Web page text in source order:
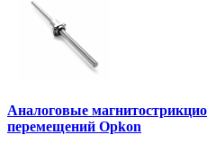
Аналоговые
перемещений Opkon